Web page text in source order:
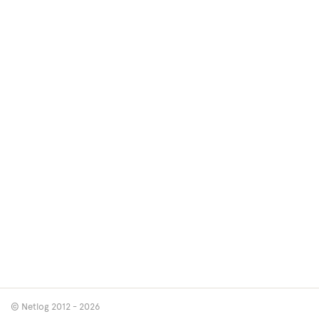
© Netlog 2012 - 2026